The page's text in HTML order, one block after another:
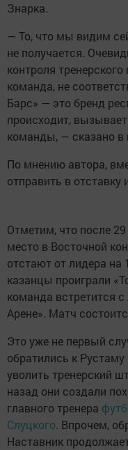
Знарка.
— То, что мы видим
не получается.
контроля
команда, не
Барс» — это бренд
происходит,
команды, — сказано в
По мнению автора,
отправить в отставку
Отметим, что после
место в Восточной
отстают от лидера на
казанцы проиграли
команда встретится
Арене». Матч
Это уже не первый
обратились к
уволить тренерский
назад они создали
главного тренера
Слуцкого. Впрочем,
Наставник